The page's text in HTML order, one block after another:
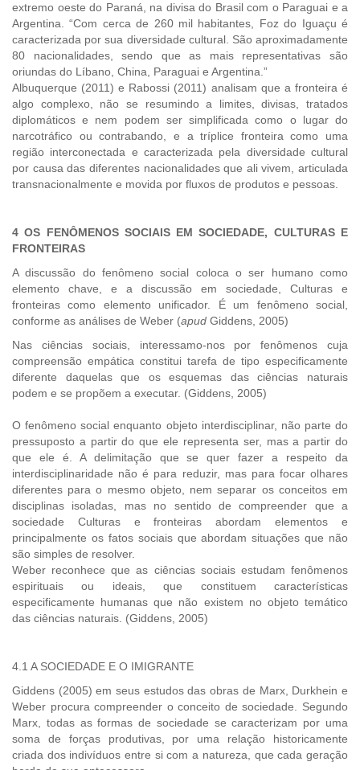
extremo oeste do Paraná, na divisa do Brasil com o Paraguai e a
Argentina. “Com cerca de 260 mil habitantes, Foz do Iguaçu é
caracterizada por sua diversidade cultural. São aproximadamente
80 nacionalidades, sendo que as mais representativas são
oriundas do Líbano, China, Paraguai e Argentina.”
Albuquerque (2011) e Rabossi (2011) analisam que a fronteira é
algo complexo, não se resumindo a limites, divisas, tratados
diplomáticos e nem podem ser simplificada como o lugar do
narcotráfico ou contrabando, e a tríplice fronteira como uma
região interconectada e caracterizada pela diversidade cultural
por causa das diferentes nacionalidades que ali vivem, articulada
transnacionalmente e movida por fluxos de produtos e pessoas.
4 OS FENÔMENOS SOCIAIS EM SOCIEDADE, CULTURAS E
FRONTEIRAS
A discussão do fenômeno social coloca o ser humano como
elemento chave, e a discussão em sociedade, Culturas e
fronteiras como elemento unificador. É um fenômeno social,
conforme as análises de Weber (apud Giddens, 2005)
Nas ciências sociais, interessamo-nos por fenômenos cuja
compreensão empática constitui tarefa de tipo especificamente
diferente daquelas que os esquemas das ciências naturais
podem e se propõem a executar. (Giddens, 2005)
O fenômeno social enquanto objeto interdisciplinar, não parte do
pressuposto a partir do que ele representa ser, mas a partir do
que ele é. A delimitação que se quer fazer a respeito da
interdisciplinaridade não é para reduzir, mas para focar olhares
diferentes para o mesmo objeto, nem separar os conceitos em
disciplinas isoladas, mas no sentido de compreender que a
sociedade Culturas e fronteiras abordam elementos e
principalmente os fatos sociais que abordam situações que não
são simples de resolver.
Weber reconhece que as ciências sociais estudam fenômenos
espirituais ou ideais, que constituem características
especificamente humanas que não existem no objeto temático
das ciências naturais. (Giddens, 2005)
4.1 A SOCIEDADE E O IMIGRANTE
Giddens (2005) em seus estudos das obras de Marx, Durkhein e
Weber procura compreender o conceito de sociedade. Segundo
Marx, todas as formas de sociedade se caracterizam por uma
soma de forças produtivas, por uma relação historicamente
criada dos indivíduos entre si com a natureza, que cada geração